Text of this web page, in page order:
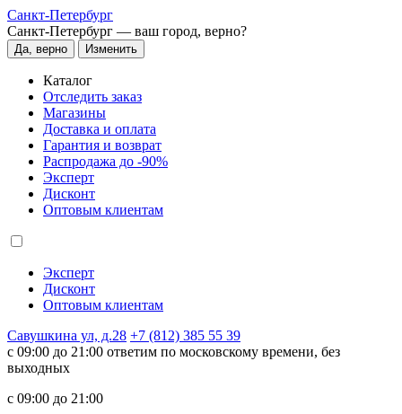
Санкт-Петербург
Санкт-Петербург — ваш город, верно?
Да, верно Изменить
Каталог
Отследить заказ
Магазины
Доставка и оплата
Гарантия и возврат
Распродажа до -90%
Эксперт
Дисконт
Оптовым клиентам
Эксперт
Дисконт
Оптовым клиентам
Савушкина ул, д.28 +7 (812) 385 55 39
c 09:00 до 21:00 ответим по московскому времени, без
выходных
c 09:00 до 21:00